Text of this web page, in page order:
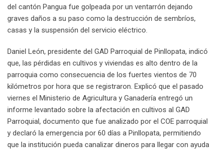
del cantón Pangua fue golpeada por un ventarrón dejando
graves daños a su paso como la destrucción de sembríos,
casas y la suspensión del servicio eléctrico.
Daniel León, presidente del GAD Parroquial de Pinllopata, indicó
que, las pérdidas en cultivos y viviendas es alto dentro de la
parroquia como consecuencia de los fuertes vientos de 70
kilómetros por hora que se registraron. Explicó que el pasado
viernes el Ministerio de Agricultura y Ganadería entregó un
informe levantado sobre la afectación en cultivos al GAD
Parroquial, documento que fue analizado por el COE parroquial
y declaró la emergencia por 60 días a Pinllopata, permitiendo
que la institución pueda canalizar dineros para llegar con ayuda